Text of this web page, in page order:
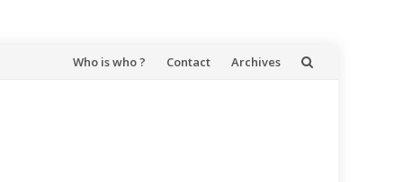
Aller
Who is who ? Contact Archives